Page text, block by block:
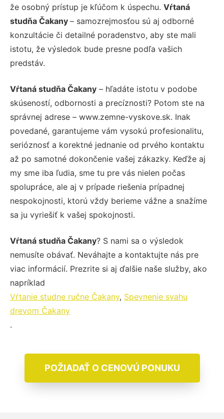
že osobný prístup je kľúčom k úspechu. Vŕtaná
studňa Čakany – samozrejmosťou sú aj odborné
konzultácie či detailné poradenstvo, aby ste mali
istotu, že výsledok bude presne podľa vašich
predstáv.
Vŕtaná studňa Čakany – hľadáte istotu v podobe
skúseností, odbornosti a precíznosti? Potom ste na
správnej adrese – www.zemne-vyskove.sk. Inak
povedané, garantujeme vám vysokú profesionalitu,
serióznosť a korektné jednanie od prvého kontaktu
až po samotné dokončenie vašej zákazky. Keďže aj
my sme iba ľudia, sme tu pre vás nielen počas
spolupráce, ale aj v prípade riešenia prípadnej
nespokojnosti, ktorú vždy berieme vážne a snažíme
sa ju vyriešiť k vašej spokojnosti.
Vŕtaná studňa Čakany? S nami sa o výsledok
nemusíte obávať. Neváhajte a kontaktujte nás pre
viac informácií. Prezrite si aj ďalšie naše služby, ako
napríklad
Vŕtanie studne ručne Čakany, Spevnenie svahu
drevom Čakany
.
POŽIADAŤ O CENOVÚ PONUKU